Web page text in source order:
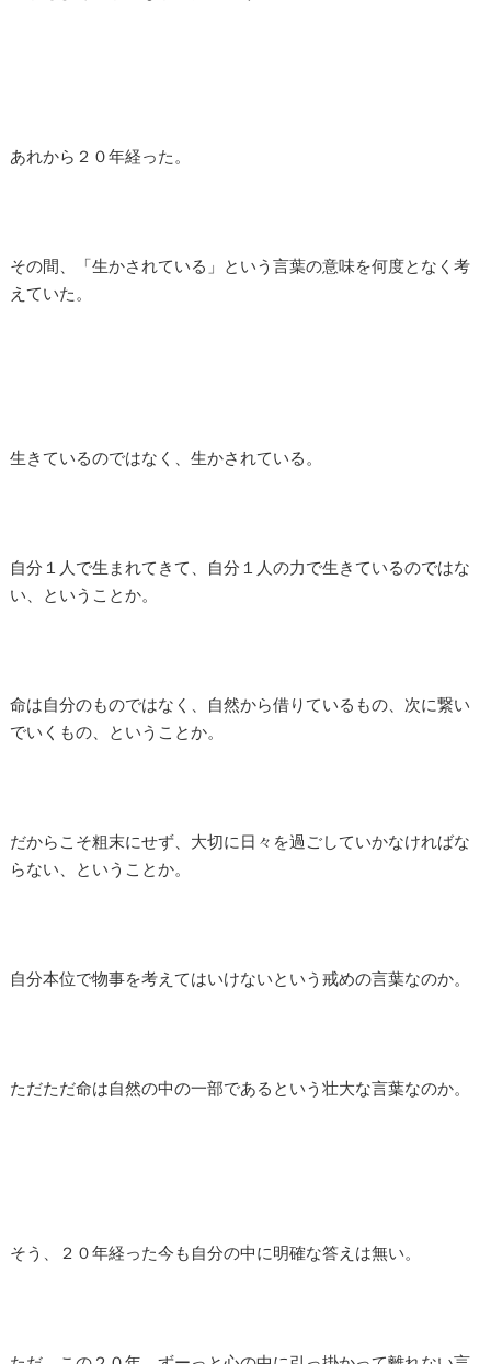
あれから２０年経った。
その間、「生かされている」という言葉の意味を何度となく考
えていた。
生きているのではなく、生かされている。
自分１人で生まれてきて、自分１人の力で生きているのではな
い、ということか。
命は自分のものではなく、自然から借りているもの、次に繋い
でいくもの、ということか。
だからこそ粗末にせず、大切に日々を過ごしていかなければな
らない、ということか。
自分本位で物事を考えてはいけないという戒めの言葉なのか。
ただただ命は自然の中の一部であるという壮大な言葉なのか。
そう、２０年経った今も自分の中に明確な答えは無い。